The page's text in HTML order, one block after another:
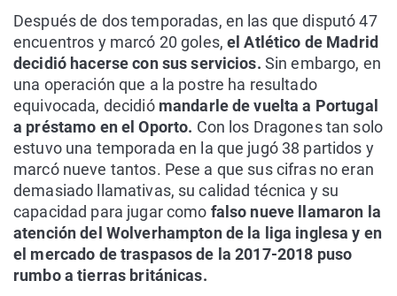
Después de dos temporadas, en las que disputó 47
encuentros y marcó 20 goles,el Atlético de Madrid
decidió hacerse con sus servicios. Sin embargo, en
una operación que a la postre ha resultado
equivocada, decidió mandarle de vuelta a Portugal
a préstamo en el Oporto. Con los Dragones tan solo
estuvo una temporada en la que jugó 38 partidos y
marcó nueve tantos. Pese a que sus cifras no eran
demasiado llamativas, su calidad técnica y su
capacidad para jugar como falso nueve llamaron la
atención del Wolverhampton de la liga inglesa y en
el mercado de traspasos de la 2017-2018 puso
rumbo a tierras británicas.